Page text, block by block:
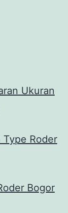
Ukuran
Type Roder
Bogor